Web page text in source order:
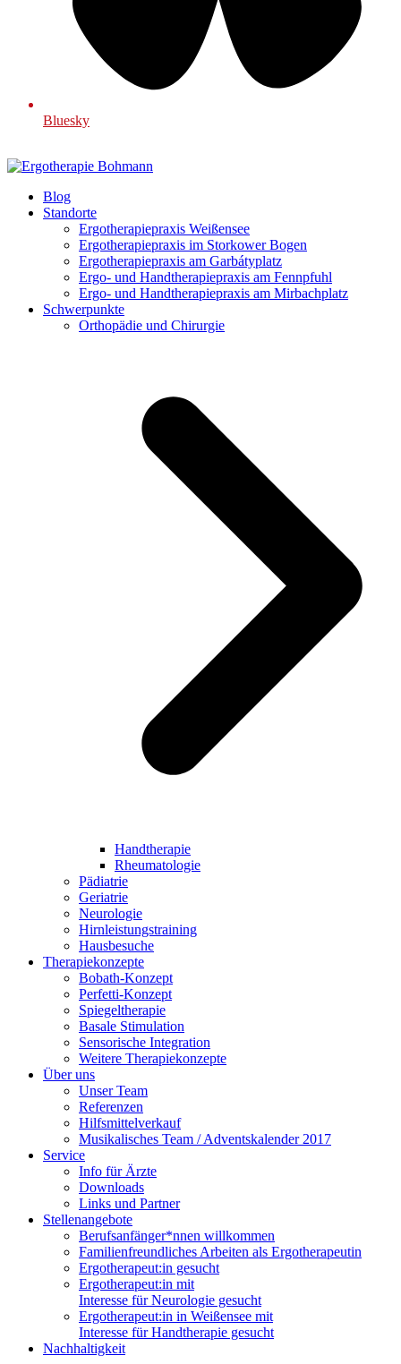
Bluesky
Blog
Standorte
Ergotherapiepraxis Weißensee
Ergotherapiepraxis im Storkower Bogen
Ergotherapiepraxis am Garbátyplatz
Ergo- und Handtherapiepraxis am Fennpfuhl
Ergo- und Handtherapiepraxis am Mirbachplatz
Schwerpunkte
Orthopädie und Chirurgie
Handtherapie
Rheumatologie
Pädiatrie
Geriatrie
Neurologie
Hirnleistungstraining
Hausbesuche
Therapiekonzepte
Bobath-Konzept
Perfetti-Konzept
Spiegeltherapie
Basale Stimulation
Sensorische Integration
Weitere Therapiekonzepte
Über uns
Unser Team
Referenzen
Hilfsmittelverkauf
Musikalisches Team / Adventskalender 2017
Service
Info für Ärzte
Downloads
Links und Partner
Stellenangebote
Berufsanfänger*nnen willkommen
Familienfreundliches Arbeiten als Ergotherapeutin
Ergotherapeut:in gesucht
Ergotherapeut:in mit
Interesse für Neurologie gesucht
Ergotherapeut:in in Weißensee mit
Interesse für Handtherapie gesucht
Nachhaltigkeit